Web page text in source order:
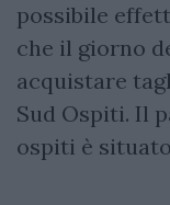
possibile
che il giorno
acquistare
Sud Ospiti. Il
ospiti è